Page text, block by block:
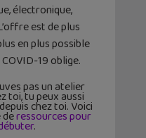
électronique,
est de plus
en plus possible
19 oblige.
pas un atelier
toi, tu peux aussi
chez toi. Voici
ressources pour
.